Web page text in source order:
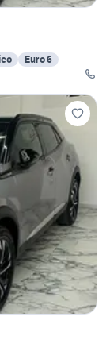
Euro 6